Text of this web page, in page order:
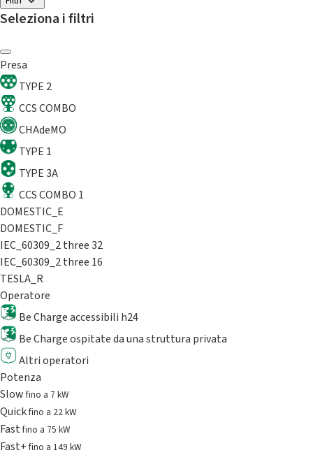
Seleziona i filtri
Presa
TYPE 2
CCS COMBO
CHAdeMO
TYPE 1
TYPE 3A
CCS COMBO 1
DOMESTIC_E
DOMESTIC_F
IEC_60309_2 three 32
IEC_60309_2 three 16
TESLA_R
Operatore
Be Charge accessibili h24
Be Charge ospitate da una struttura privata
Altri operatori
Potenza
Slowfino a 7 kW
Quickfino a 22 kW
Fastfino a 75 kW
Fast+fino a 149 kW